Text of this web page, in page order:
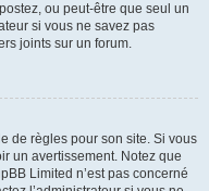
ou peut-être que seul un
si vous ne savez pas
joints sur un forum.
de règles pour son site. Si vous
un avertissement. Notez que
Limited n’est pas concerné